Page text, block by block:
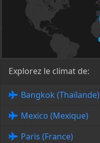
Explorez le climat de:
Bangkok (Thaïlande)
Mexico (Mexique)
Paris (France)